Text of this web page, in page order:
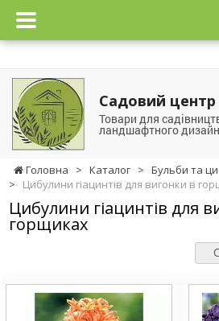
Садовий центр
Товари для
ландшафтного
Головна > Каталог > Бульби та
>
Цибулини гіацинтів для вигонки в
Цибулини гіацинтів для
горщиках